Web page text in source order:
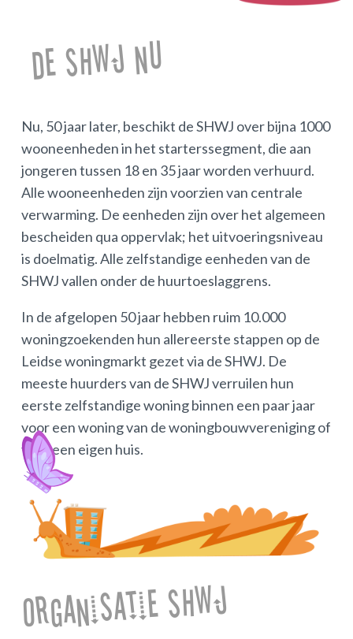
De SHWJ nu
Nu, 50 jaar later, beschikt de SHWJ over bijna 1000
wooneenheden in het starterssegment, die aan
jongeren tussen 18 en 35 jaar worden verhuurd.
Alle wooneenheden zijn voorzien van centrale
verwarming. De eenheden zijn over het algemeen
bescheiden qua oppervlak; het uitvoeringsniveau
is doelmatig. Alle zelfstandige eenheden van de
SHWJ vallen onder de huurtoeslaggrens.
In de afgelopen 50 jaar hebben ruim 10.000
woningzoekenden hun allereerste stappen op de
Leidse woningmarkt gezet via de SHWJ. De
meeste huurders van de SHWJ verruilen hun
eerste zelfstandige woning binnen een paar jaar
voor een woning van de woningbouwvereniging of
voor een eigen huis.
Organisatie SHWJ